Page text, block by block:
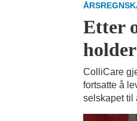
Etter
ColliCare
fortsatte å
selskapet til